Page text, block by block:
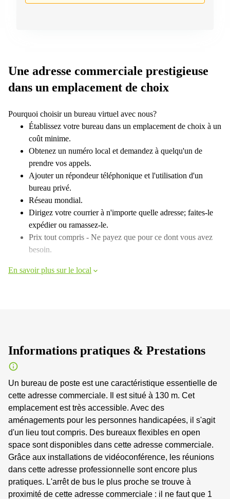
267
Route
de
Z. A.
Pièce
Rolle
Bahnhofstrasse
10 Zürich
Une adresse commerciale prestigieuse
dans un emplacement de choix
Pourquoi choisir un bureau virtuel avec nous?
Établissez votre bureau dans un emplacement de choix à un
coût minime.
Obtenez un numéro local et demandez à quelqu'un de
prendre vos appels.
Ajouter un répondeur téléphonique et l'utilisation d'un
bureau privé.
Réseau mondial.
Dirigez votre courrier à n'importe quelle adresse; faites-le
expédier ou ramassez-le.
Prix ​​tout compris - Ne payez que pour ce dont vous avez
besoin.
En savoir plus sur le local
Informations pratiques & Prestations
Un bureau de poste est une caractéristique essentielle de
cette adresse commerciale. Il est situé à 130 m. Cet
emplacement est très accessible. Avec des
aménagements pour les personnes handicapées, il s'agit
d'un lieu tout compris. Des bureaux flexibles en open
space sont disponibles dans cette adresse commerciale.
Grâce aux installations de vidéoconférence, les réunions
dans cette adresse professionnelle sont encore plus
pratiques. L'arrêt de bus le plus proche se trouve à
proximité de cette adresse commerciale : il ne faut que 1